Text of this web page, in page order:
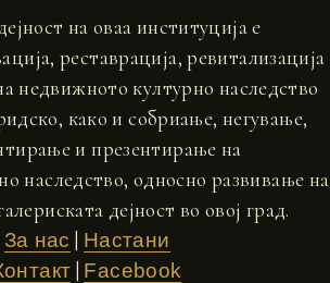
на оваа институција е
реставрација, ревитализација
недвижното културно наследство
како и собриање, негување,
и презентирање на
наследство, односно развивање на
дејност во овој град.
За нас
Настани
Facebook